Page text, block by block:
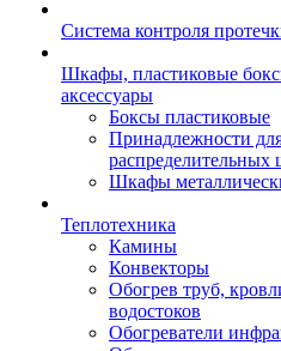
Система контроля
Шкафы, пластиковые
аксессуары
Боксы пластиковые
Принадлежности
распределительных
Шкафы
Теплотехника
Камины
Конвекторы
Обогрев труб,
водостоков
Обогреватели